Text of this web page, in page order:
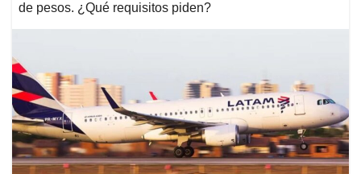
de pesos. ¿Qué requisitos piden?